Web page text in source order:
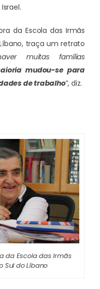
da Escola das Irmãs
traça um retrato
muitas famílias
mudou-se para
de trabalho”, diz.
da Escola das Irmãs
Sul do Líbano